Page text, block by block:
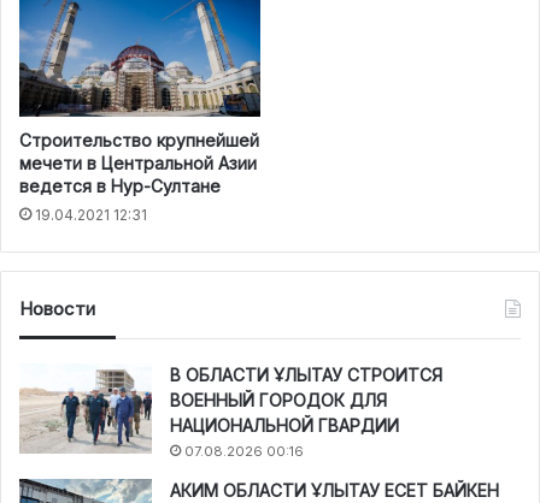
Строительство крупнейшей
мечети в Центральной Азии
ведется в Нур-Султане
19.04.2021 12:31
Новости
В ОБЛАСТИ ҰЛЫТАУ СТРОИТСЯ
ВОЕННЫЙ ГОРОДОК ДЛЯ
НАЦИОНАЛЬНОЙ ГВАРДИИ
07.08.2026 00:16
АКИМ ОБЛАСТИ ҰЛЫТАУ ЕСЕТ БАЙКЕН